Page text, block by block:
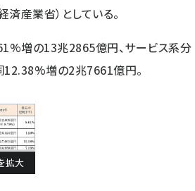
済産業省）としている。
増の13兆2865億円、サービス系分
増の2兆7661億円。